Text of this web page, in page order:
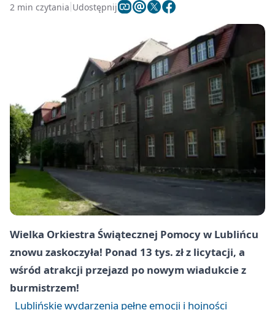
2 min czytania Udostępnij
Wielka Orkiestra Świątecznej Pomocy w Lublińcu
znowu zaskoczyła! Ponad 13 tys. zł z licytacji, a
wśród atrakcji przejazd po nowym wiadukcie z
burmistrzem!
Lublińskie wydarzenia pełne emocji i hojności